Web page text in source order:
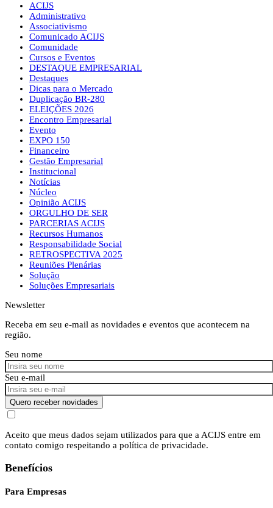
ACIJS
Administrativo
Associativismo
Comunicado ACIJS
Comunidade
Cursos e Eventos
DESTAQUE EMPRESARIAL
Destaques
Dicas para o Mercado
Duplicação BR-280
ELEIÇÕES 2026
Encontro Empresarial
Evento
EXPO 150
Financeiro
Gestão Empresarial
Institucional
Notícias
Núcleo
Opinião ACIJS
ORGULHO DE SER
PARCERIAS ACIJS
Recursos Humanos
Responsabilidade Social
RETROSPECTIVA 2025
Reuniões Plenárias
Solução
Soluções Empresariais
Newsletter
Receba em seu e-mail as novidades e eventos que acontecem na
região.
Seu nome
Seu e-mail
Quero receber novidades
Aceito que meus dados sejam utilizados para que a ACIJS entre em
contato comigo respeitando a política de privacidade.
Benefícios
Para Empresas